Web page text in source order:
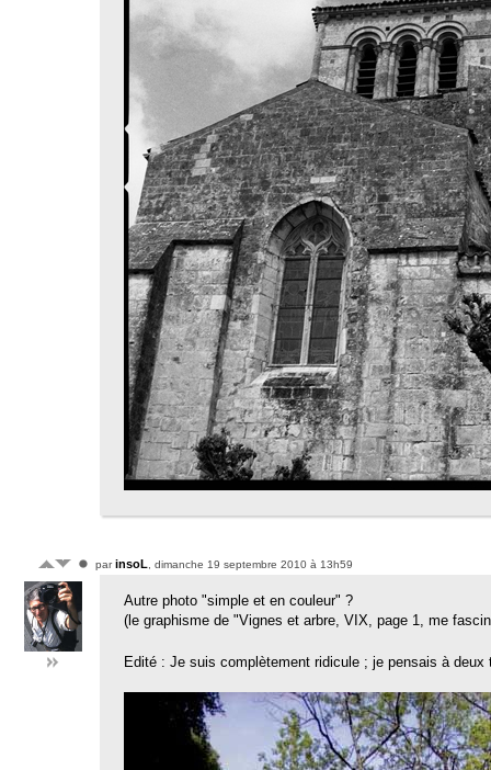
parinsoL , dimanche 19 septembre 2010 à 13h59
Autre photo "simple et en couleur" ?
(le graphisme de "Vignes et arbre, VIX, page 1, me
Edité : Je suis complètement ridicule ; je pensais à